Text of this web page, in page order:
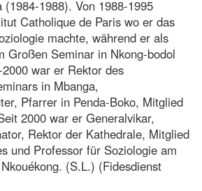
(1984-1988). Von 1988-1995
Catholique de Paris wo er das
machte, während er als
Großen Seminar in Nkong-bodol
war er Rektor des
in Mbanga,
Pfarrer in Penda-Boko, Mitglied
2000 war er Generalvikar,
Rektor der Kathedrale, Mitglied
und Professor für Soziologie am
(S.L.) (Fidesdienst